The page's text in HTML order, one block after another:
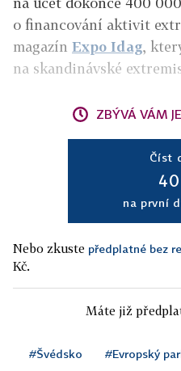
o financování aktivit
magazín Expo Idag,
na skandinávské
ZBÝVÁ VÁM
Číst
na první
Nebo zkuste předplatné bez
Kč.
Máte již
#Švédsko #Evropský